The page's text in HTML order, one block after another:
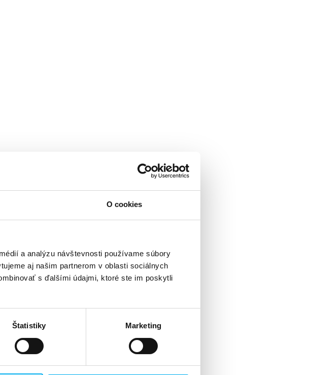
O cookies
a analýzu návštevnosti používame súbory
aj našim partnerom v oblasti sociálnych
s ďalšími údajmi, ktoré ste im poskytli
Štatistiky Marketing